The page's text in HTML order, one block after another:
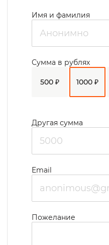
Имя и фамилия
500 ₽ 1000 ₽
Сумма в рублях
Другая сумма
Email
Пожелание